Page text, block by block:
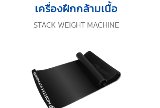
STACK WEIGHT MACHINE
เครื่องฝึกกล้ามเนื้อ